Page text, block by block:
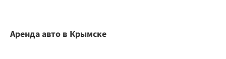
Аренда авто в Крымске